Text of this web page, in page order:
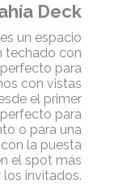
Deck
un espacio
techado con
para
con vistas
el primer
para
o para una
la puesta
el spot más
invitados.